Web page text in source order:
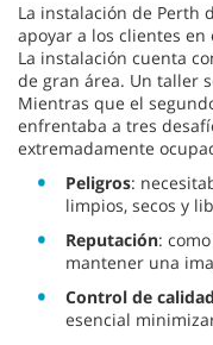
La instalación de Perth
apoyar a los clientes
La instalación cuenta
de gran área. Un taller
Mientras que el
enfrentaba a tres
extremadamente
Peligros:
limpios, secos y
Reputación:
mantener una
Control de calidad
esencial